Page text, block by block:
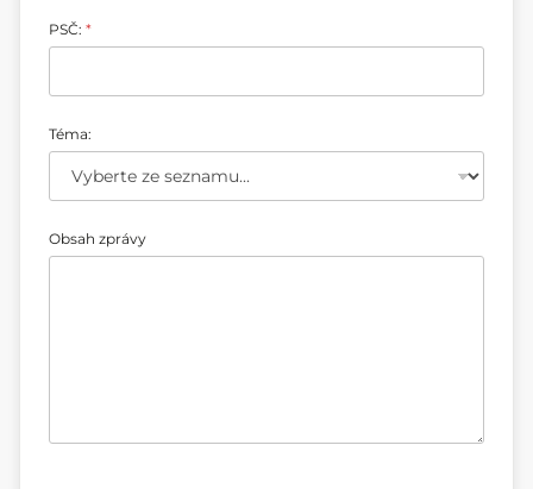
č
í
:
a
í
m
e
PSČ: *
Téma:
Obsah zprávy